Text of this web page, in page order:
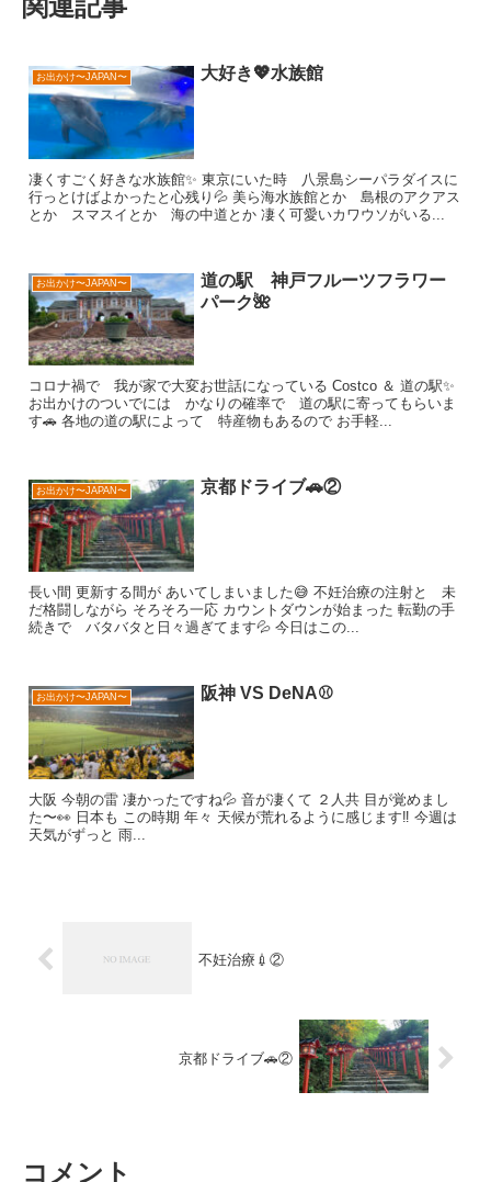
関連記事
お出かけ〜JAPAN〜 大好き💖水族館
凄くすごく好きな水族館✨ 東京にいた時 八景島シーパラダイスに
行っとけばよかったと心残り💦 美ら海水族館とか 島根のアクアス
とか スマスイとか 海の中道とか 凄く可愛いカワウソがいる...
お出かけ〜JAPAN〜
道の駅 神戸フルーツフラワー
パーク🌺
コロナ禍で 我が家で大変お世話になっている Costco ＆ 道の駅✨
お出かけのついでには かなりの確率で 道の駅に寄ってもらいま
す🚗 各地の道の駅によって 特産物もあるので お手軽...
お出かけ〜JAPAN〜 京都ドライブ🚗②
長い間 更新する間が あいてしまいました😅 不妊治療の注射と 未
だ格闘しながら そろそろ一応 カウントダウンが始まった 転勤の手
続きで バタバタと日々過ぎてます💦 今日はこの...
お出かけ〜JAPAN〜 阪神 VS DeNA⚾️
大阪 今朝の雷 凄かったですね💦 音が凄くて ２人共 目が覚めまし
た〜👀 日本も この時期 年々 天候が荒れるように感じます‼️ 今週は
天気がずっと 雨...
不妊治療💉②
京都ドライブ🚗②
コメント